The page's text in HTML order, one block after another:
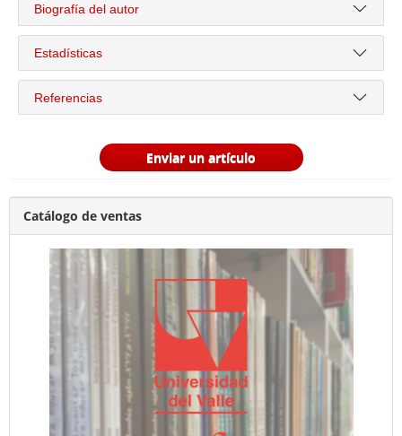
Biografía del autor
Estadísticas
Referencias
Enviar un artículo
Catálogo de ventas